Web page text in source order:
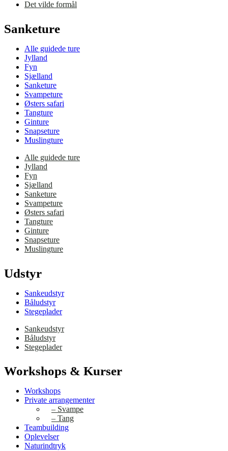
Det vilde formål
Sanketure
Alle guidede ture
Jylland
Fyn
Sjælland
Sanketure
Svampeture
Østers safari
Tangture
Ginture
Snapseture
Muslingture
Alle guidede ture
Jylland
Fyn
Sjælland
Sanketure
Svampeture
Østers safari
Tangture
Ginture
Snapseture
Muslingture
Udstyr
Sankeudstyr
Båludstyr
Stegeplader
Sankeudstyr
Båludstyr
Stegeplader
Workshops & Kurser
Workshops
Private arrangementer
– Svampe
– Tang
Teambuilding
Oplevelser
Naturindtryk